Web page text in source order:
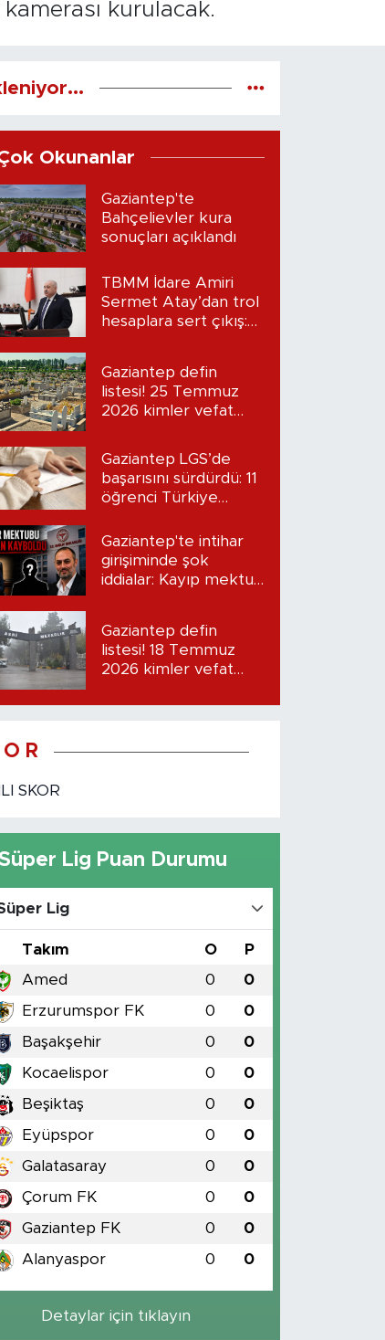
kurulacak.
Okunanlar
Gaziantep'te
Bahçelievler kura
sonuçları açıklandı
TBMM İdare Amiri
Sermet Atay’dan trol
hesaplara sert çıkış:
Gaziantep defin
listesi! 25 Temmuz
2026 kimler vefat
Gaziantep LGS’de
başarısını sürdürdü: 11
öğrenci Türkiye
Gaziantep'te intihar
girişiminde şok
iddialar: Kayıp mektup
Gaziantep defin
listesi! 18 Temmuz
2026 kimler vefat
R
SKOR
Lig Puan Durumu
Lig
Takım O P
Amed 0 0
Erzurumspor FK 0 0
Başakşehir 0 0
Kocaelispor 0 0
Beşiktaş 0 0
Eyüpspor 0 0
Galatasaray 0 0
Çorum FK 0 0
Gaziantep FK 0 0
Alanyaspor 0 0
Detaylar için tıklayın